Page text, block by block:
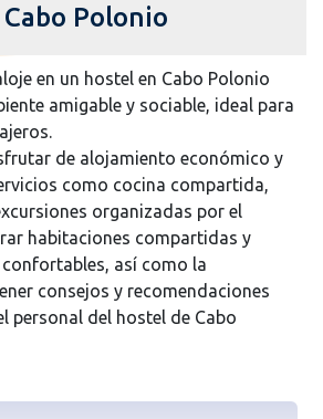
Polonio
en un hostel en Cabo Polonio
amigable y sociable, ideal para
de alojamiento económico y
como cocina compartida,
organizadas por el
habitaciones compartidas y
así como la
consejos y recomendaciones
personal del hostel de Cabo